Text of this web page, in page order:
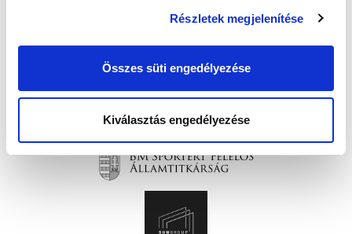
Részletek megjelenítése
Összes süti engedélyezése
Kiválasztás engedélyezése